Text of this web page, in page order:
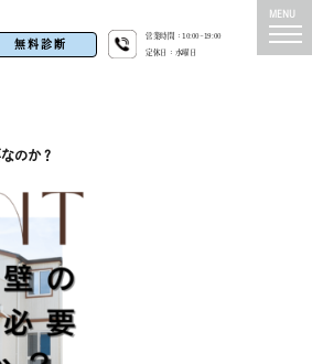
無料診断
営業時間：10:00~19:00
定休日：水曜日
のか？